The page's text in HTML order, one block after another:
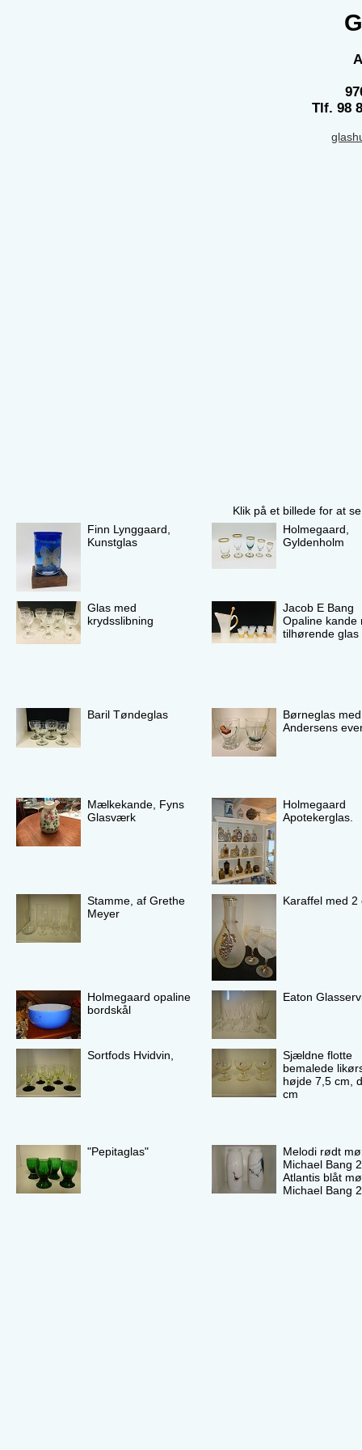
Tlf. 98
Klik på et billede for at
Finn Lynggaard,
Kunstglas
Holmegaard,
Gyldenholm
Glas med
krydsslibning
Jacob E Bang
Opaline kande
tilhørende glas
Baril Tøndeglas
Børneglas
Andersens
Mælkekande, Fyns
Glasværk
Holmegaard
Apotekerglas.
Stamme, af Grethe
Meyer
Karaffel med 2
Holmegaard opaline
bordskål
Eaton
Sortfods Hvidvin,
Sjældne flotte
bemalede
højde 7,5 cm,
cm
"Pepitaglas"
Melodi rødt
Michael Bang
Atlantis blåt
Michael Bang